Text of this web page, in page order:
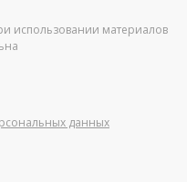
использовании материалов
данных